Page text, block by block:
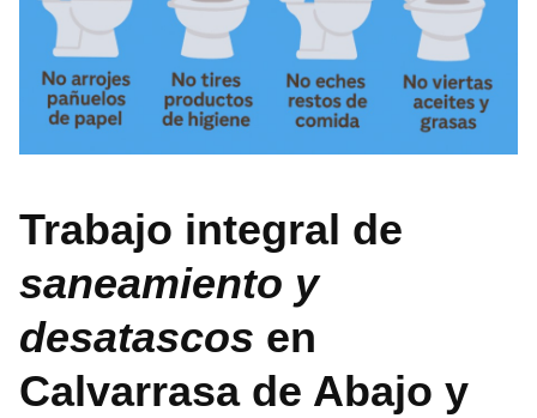
Trabajo integral de
saneamiento y
desatascos en
Calvarrasa de Abajo y